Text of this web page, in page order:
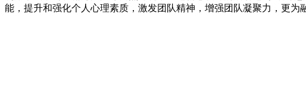
能，提升和强化个人心理素质，激发团队精神，增强团队凝聚力，更为